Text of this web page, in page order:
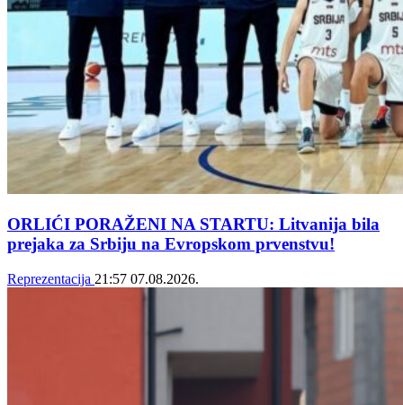
ORLIĆI PORAŽENI NA STARTU: Litvanija bila
prejaka za Srbiju na Evropskom prvenstvu!
Reprezentacija 21:57 07.08.2026.